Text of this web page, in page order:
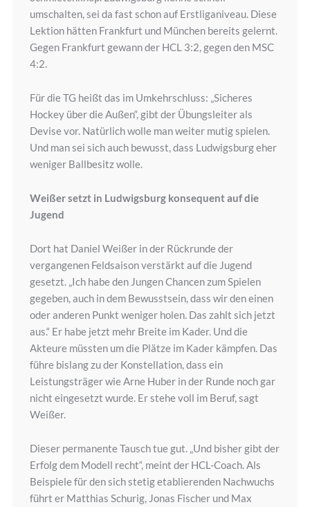
umschalten, sei da fast schon auf Erstliganiveau. Diese
Lektion hätten Frankfurt und München bereits gelernt.
Gegen Frankfurt gewann der HCL 3:2, gegen den MSC
4:2.
Für die TG heißt das im Umkehrschluss: „Sicheres
Hockey über die Außen“, gibt der Übungsleiter als
Devise vor. Natürlich wolle man weiter mutig spielen.
Und man sei sich auch bewusst, dass Ludwigsburg eher
weniger Ballbesitz wolle.
Weißer setzt in Ludwigsburg konsequent auf die
Jugend
Dort hat Daniel Weißer in der Rückrunde der
vergangenen Feldsaison verstärkt auf die Jugend
gesetzt. „Ich habe den Jungen Chancen zum Spielen
gegeben, auch in dem Bewusstsein, dass wir den einen
oder anderen Punkt weniger holen. Das zahlt sich jetzt
aus.“ Er habe jetzt mehr Breite im Kader. Und die
Akteure müssten um die Plätze im Kader kämpfen. Das
führe bislang zu der Konstellation, dass ein
Leistungsträger wie Arne Huber in der Runde noch gar
nicht eingesetzt wurde. Er stehe voll im Beruf, sagt
Weißer.
Dieser permanente Tausch tue gut. „Und bisher gibt der
Erfolg dem Modell recht“, meint der HCL-Coach. Als
Beispiele für den sich stetig etablierenden Nachwuchs
führt er Matthias Schurig, Jonas Fischer und Max